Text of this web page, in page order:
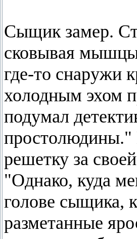
Сыщик замер.
сковывая
где-то снаружи
холодным эхом
подумал
простолюдины."
решетку за
"Однако, куда
голове сыщика,
разметанные